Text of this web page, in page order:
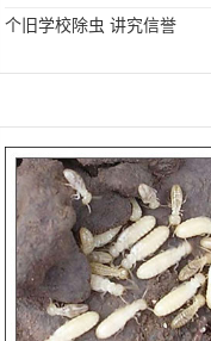
个旧学校除虫 讲究信誉